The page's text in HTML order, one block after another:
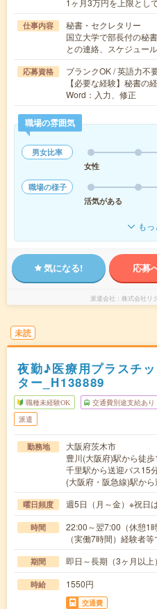
1ヶ月3万円を上限とし
仕事内容
秘書・セクレタリー
国立大学で部長付の秘
との連絡、スケジュー
応募資格
ブランクOK / 英語力不
【必要な経験】秘書
Word：入力、修正
職場の雰囲気
男女比率
女性
職場の様子
活気がある
も
気になる! 応募
派遣会社 株式会社リ
未読
夜勤♪医療用プラスチ
ター_H138889
職種未経験OK 交通費別途支給あり
派遣
勤務地
大阪府茨木市
豊川(大阪府)駅から徒
千里駅から送迎バス15
(大阪府・阪急線)駅か
曜日頻度 週5日（月～金）※祝日
時間
22:00～翌7:00（休憩1
（実働7時間）経験者
期間 即日～長期（3ヶ月以上）
時給 1550円
交通費